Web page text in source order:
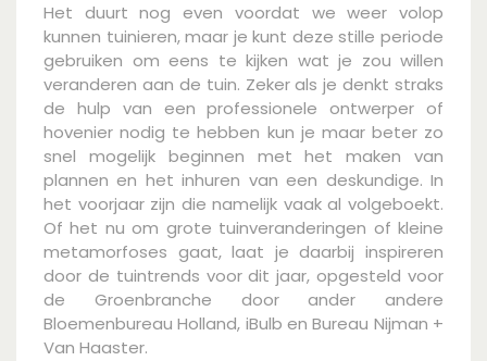
Het duurt nog even voordat we weer volop
kunnen tuinieren, maar je kunt deze stille periode
gebruiken om eens te kijken wat je zou willen
veranderen aan de tuin. Zeker als je denkt straks
de hulp van een professionele ontwerper of
hovenier nodig te hebben kun je maar beter zo
snel mogelijk beginnen met het maken van
plannen en het inhuren van een deskundige. In
het voorjaar zijn die namelijk vaak al volgeboekt.
Of het nu om grote tuinveranderingen of kleine
metamorfoses gaat, laat je daarbij inspireren
door de tuintrends voor dit jaar, opgesteld voor
de Groenbranche door ander andere
Bloemenbureau Holland, iBulb en Bureau Nijman +
Van Haaster.